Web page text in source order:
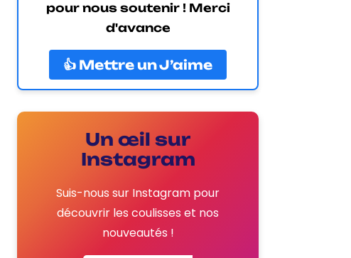
pour nous soutenir ! Merci
d'avance
👍 Mettre un J’aime
Un œil sur
Instagram
Suis-nous sur Instagram pour
découvrir les coulisses et nos
nouveautés !